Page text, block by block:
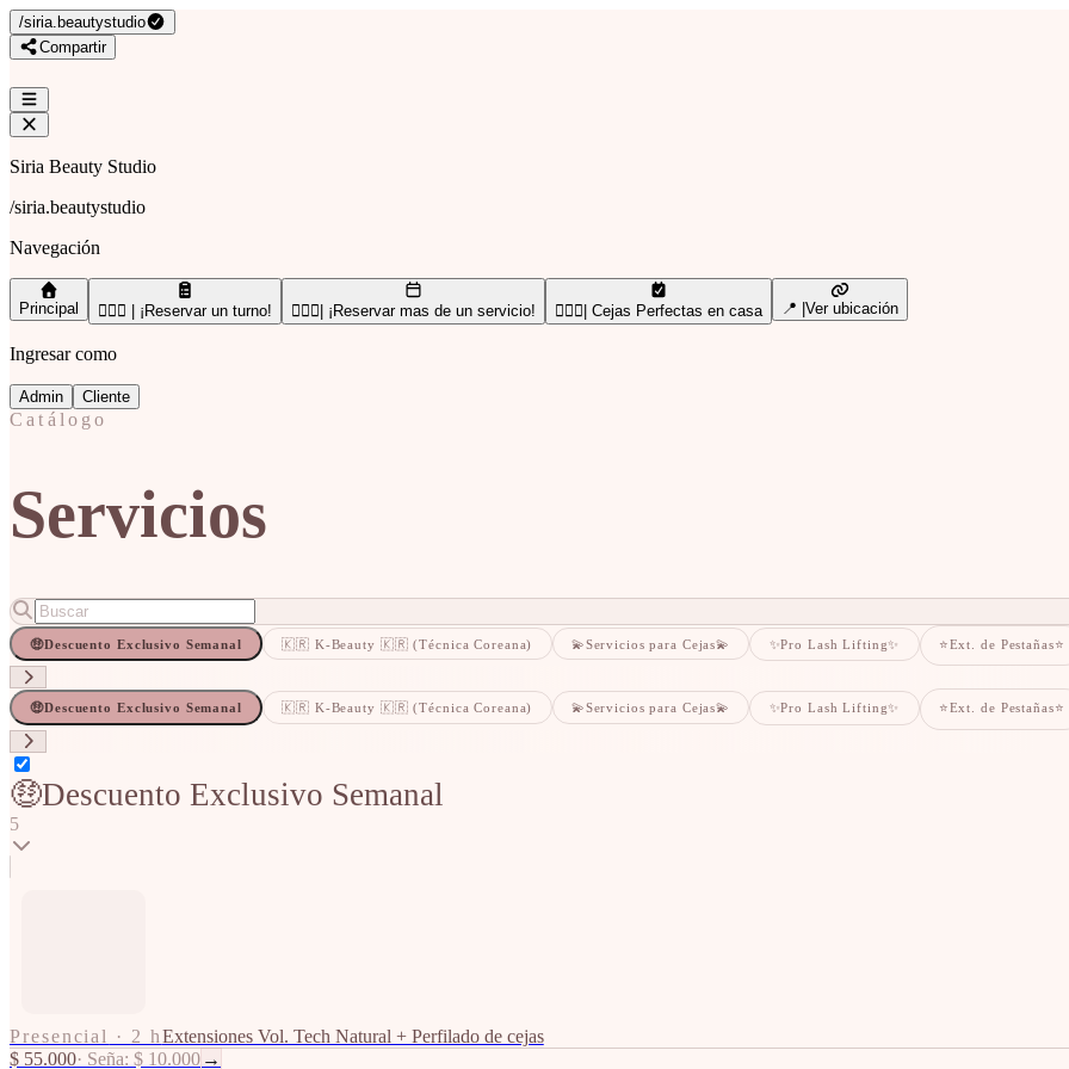
/siria.beautystudio
Compartir
Siria Beauty Studio
/siria.beautystudio
Navegación
Principal 🙋🏻‍♀️ | ¡Reservar un turno! 🙋🏻‍♀️| ¡Reservar mas de un servicio! 🧚🏻‍♀️| Cejas Perfectas en casa 📍 |Ver ubicación
Ingresar como
Admin Cliente
Catálogo
Servicios
🤑Descuento Exclusivo Semanal 🇰🇷 K-Beauty 🇰🇷 (Técnica Coreana) 💫Servicios para Cejas💫 ✨Pro Lash Lifting✨ ⭐️Ext. de Pestañas⭐️
🤑Descuento Exclusivo Semanal 🇰🇷 K-Beauty 🇰🇷 (Técnica Coreana) 💫Servicios para Cejas💫 ✨Pro Lash Lifting✨ ⭐️Ext. de Pestañas⭐️
🤑Descuento Exclusivo Semanal
5
Presencial · 2 hExtensiones Vol. Tech Natural + Perfilado de cejas
$ 55.000· Seña: $ 10.000 →